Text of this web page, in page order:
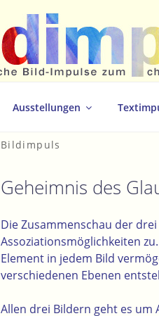
Ausstellungen
Bildimpuls
Geheimnis des
Die Zusammenschau der
Assoziationsmöglichkeiten zu.
Element in jedem Bild
verschiedenen Ebenen
Allen drei Bildern geht es